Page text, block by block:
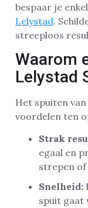
bespaar je
Lelystad.
streeploos
Waarom
Lelystad
Het spuiten
voordelen ten
Strak
egaal en
strepen of
Snelheid:
spuit gaat